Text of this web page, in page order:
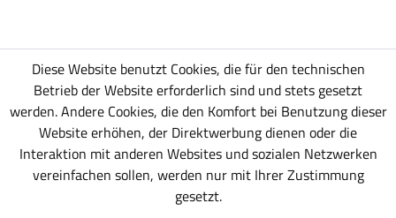
Diese Website benutzt Cookies, die für den technischen
Betrieb der Website erforderlich sind und stets gesetzt
werden. Andere Cookies, die den Komfort bei Benutzung dieser
Website erhöhen, der Direktwerbung dienen oder die
Interaktion mit anderen Websites und sozialen Netzwerken
vereinfachen sollen, werden nur mit Ihrer Zustimmung
gesetzt.